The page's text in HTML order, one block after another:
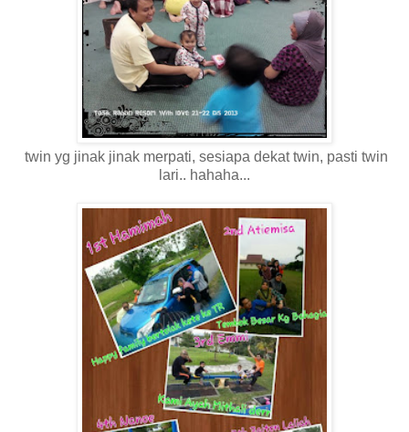
twin yg jinak jinak merpati, sesiapa dekat twin, pasti twin
lari.. hahaha...